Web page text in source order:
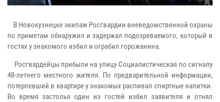
В Новокузнецке экипаж Росгвардии вневедомственной охраны
по приметам обнаружил и задержал подозреваемого, который в
гостях у знакомого избил и ограбил горожанина.
Росгвардейцы прибыли на улицу Социалистическая по сигналу
48-летнего местного жителя. По предварительной информации,
потерпевший в квартире у знакомых распивал спиртные напитки.
Во время застолья один из гостей избил заявителя и отнял